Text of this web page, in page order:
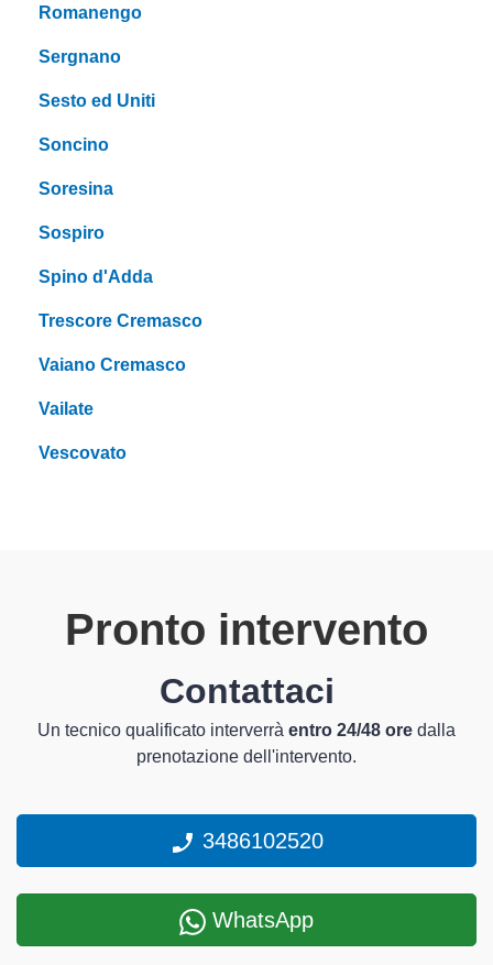
Romanengo
Sergnano
Sesto ed Uniti
Soncino
Soresina
Sospiro
Spino d'Adda
Trescore Cremasco
Vaiano Cremasco
Vailate
Vescovato
Pronto intervento
Contattaci
Un tecnico qualificato interverrà entro 24/48 ore dalla
prenotazione dell'intervento.
3486102520
WhatsApp